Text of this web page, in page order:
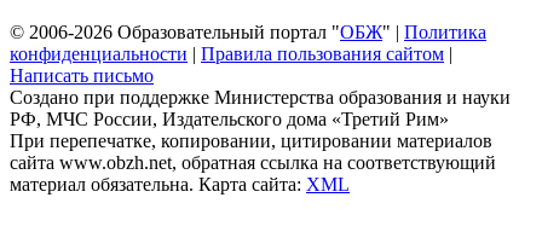
© 2006-2026 Образовательный портал "ОБЖ" | Политика
конфиденциальности | Правила пользования сайтом |
Написать письмо
Создано при поддержке Министерства образования и науки
РФ, МЧС России, Издательского дома «Третий Рим»
При перепечатке, копировании, цитировании материалов
сайта www.obzh.net, обратная ссылка на соответствующий
материал обязательна. Карта сайта: XML